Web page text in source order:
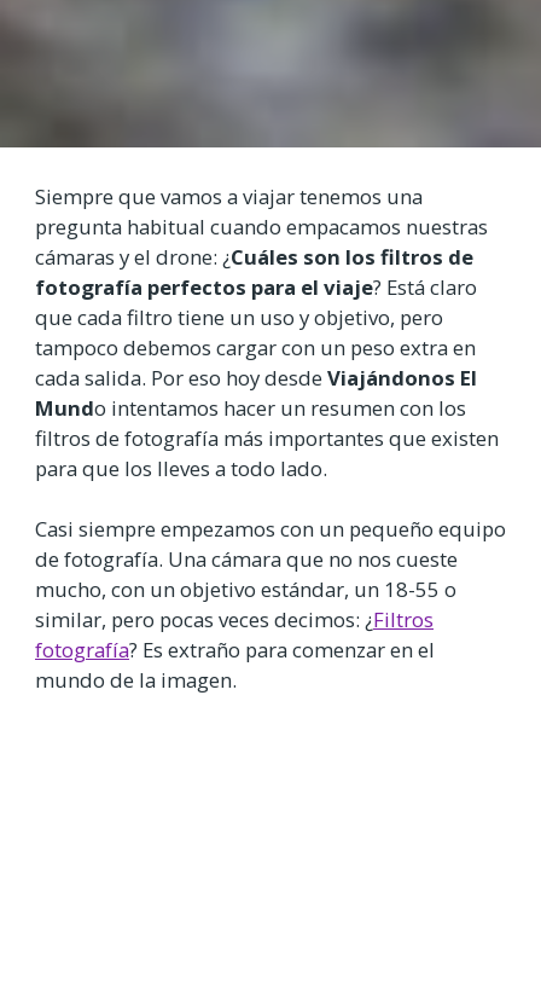
Siempre que vamos a viajar tenemos una
pregunta habitual cuando empacamos nuestras
cámaras y el drone: ¿Cuáles son los filtros de
fotografía perfectos para el viaje? Está claro
que cada filtro tiene un uso y objetivo, pero
tampoco debemos cargar con un peso extra en
cada salida. Por eso hoy desde Viajándonos El
Mundo intentamos hacer un resumen con los
filtros de fotografía más importantes que existen
para que los lleves a todo lado.
Casi siempre empezamos con un pequeño equipo
de fotografía. Una cámara que no nos cueste
mucho, con un objetivo estándar, un 18-55 o
similar, pero pocas veces decimos: ¿Filtros
fotografía? Es extraño para comenzar en el
mundo de la imagen.